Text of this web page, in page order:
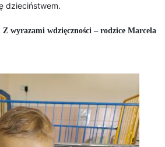
dzieciństwem.
Z wyrazami wdzięczności – rodzice Marcela